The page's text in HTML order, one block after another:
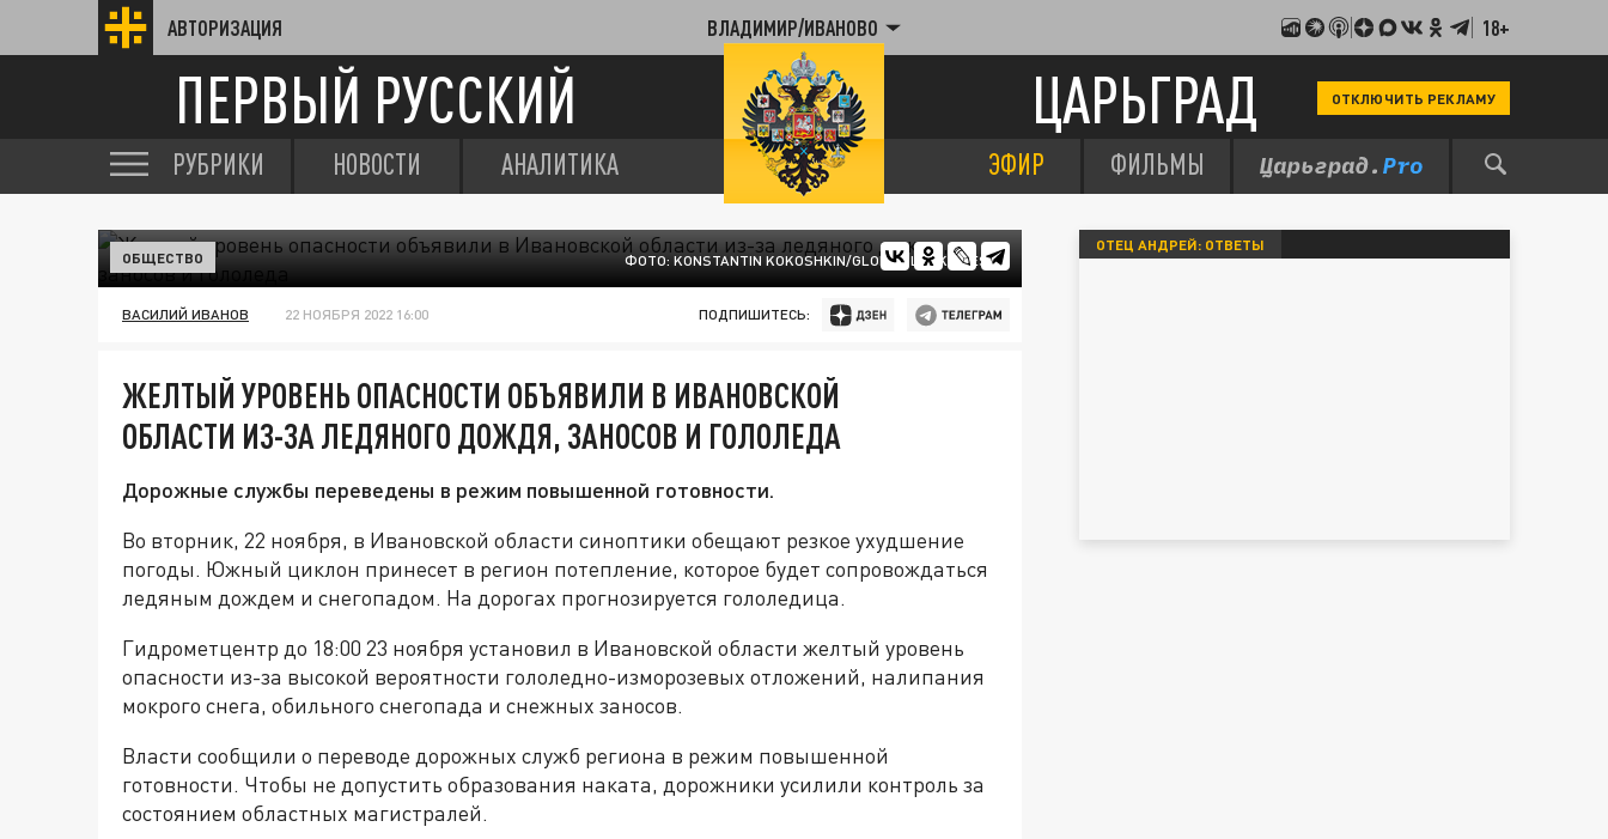
АВТОРИЗАЦИЯ ВЛАДИМИР/ИВАНОВО 18+
ПЕРВЫЙ РУССКИЙ ЦАРЬГРАД ОТКЛЮЧИТЬ РЕКЛАМУ
РУБРИКИ НОВОСТИ АНАЛИТИКА ЭФИР ФИЛЬМЫ
ФОТО: KONSTANTIN KOKOSHKIN/GLOBAL LOOK PRESS
ОБЩЕСТВО
ВАСИЛИЙ ИВАНОВ 22 НОЯБРЯ 2022 16:00 ПОДПИШИТЕСЬ:
ЖЕЛТЫЙ УРОВЕНЬ ОПАСНОСТИ ОБЪЯВИЛИ В ИВАНОВСКОЙ
ОБЛАСТИ ИЗ-ЗА ЛЕДЯНОГО ДОЖДЯ, ЗАНОСОВ И ГОЛОЛЕДА
Дорожные службы переведены в режим повышенной готовности.
Во вторник, 22 ноября, в Ивановской области синоптики обещают резкое ухудшение
погоды. Южный циклон принесет в регион потепление, которое будет сопровождаться
ледяным дождем и снегопадом. На дорогах прогнозируется гололедица.
Гидрометцентр до 18:00 23 ноября установил в Ивановской области желтый уровень
опасности из-за высокой вероятности гололедно-изморозевых отложений, налипания
мокрого снега, обильного снегопада и снежных заносов.
Власти сообщили о переводе дорожных служб региона в режим повышенной
готовности. Чтобы не допустить образования наката, дорожники усилили контроль за
состоянием областных магистралей.
ОТЕЦ АНДРЕЙ: ОТВЕТЫ